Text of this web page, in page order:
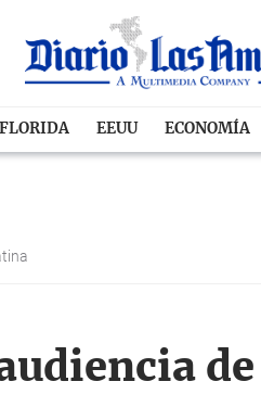
FLORIDA EEUU ECONOMÍA